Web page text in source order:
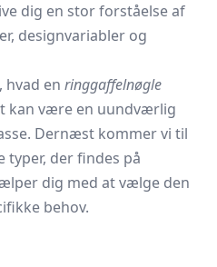
dig en stor forståelse af
designvariabler og
en ringgaffelnøgle
kan være en uundværlig
Dernæst kommer vi til
typer, der findes på
dig med at vælge den
behov.